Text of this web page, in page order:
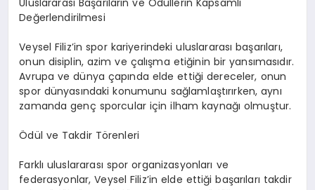
Değerlendirilmesi
Veysel Filiz’in spor kariyerindeki uluslararası başarıları,
onun disiplin, azim ve çalışma etiğinin bir yansımasıdır.
Avrupa ve dünya çapında elde ettiği dereceler, onun
spor dünyasındaki konumunu sağlamlaştırırken, aynı
zamanda genç sporcular için ilham kaynağı olmuştur.
Ödül ve Takdir Törenleri
Farklı uluslararası spor organizasyonları ve
federasyonlar, Veysel Filiz’in elde ettiği başarıları takdir